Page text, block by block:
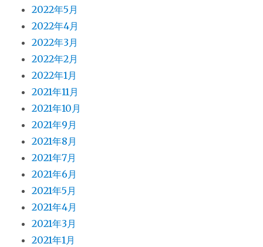
2022年5月
2022年4月
2022年3月
2022年2月
2022年1月
2021年11月
2021年10月
2021年9月
2021年8月
2021年7月
2021年6月
2021年5月
2021年4月
2021年3月
2021年1月